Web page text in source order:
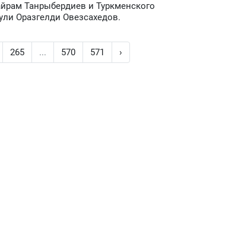
Танрыбердиев и Туркменского
Оразгелди Овезсахедов.
265 ... 570 571 ›